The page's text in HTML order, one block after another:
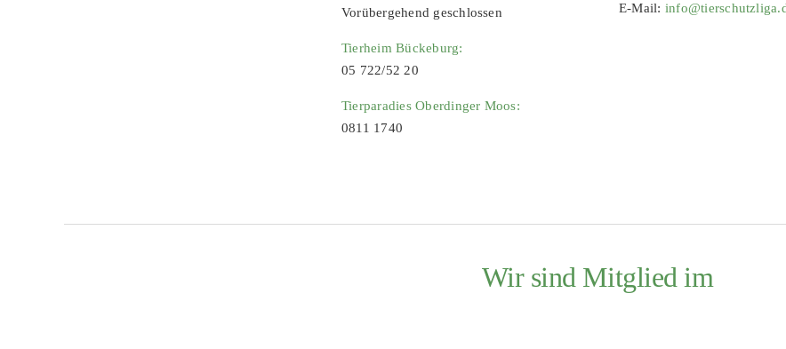
Vorübergehend geschlossen
Tierheim Bückeburg:
05 722/52 20
Tierparadies Oberdinger Moos:
0811 1740
E-Mail:
Wir sind Mitglied im